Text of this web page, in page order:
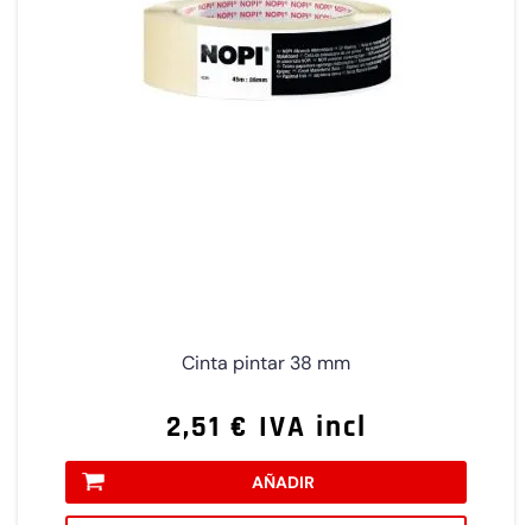
Cinta pintar 38 mm
2,51 € IVA incl
AÑADIR